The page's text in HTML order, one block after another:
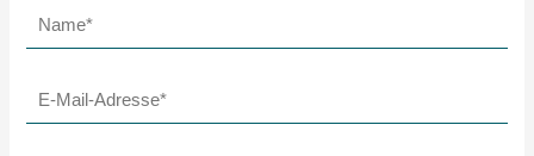
Name*
E-
Mail-